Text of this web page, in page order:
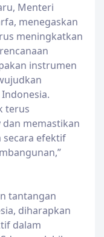
Menteri
menegaskan
meningkatkan
instrumen
terus
memastikan
secara efektif
tantangan
diharapkan
dalam